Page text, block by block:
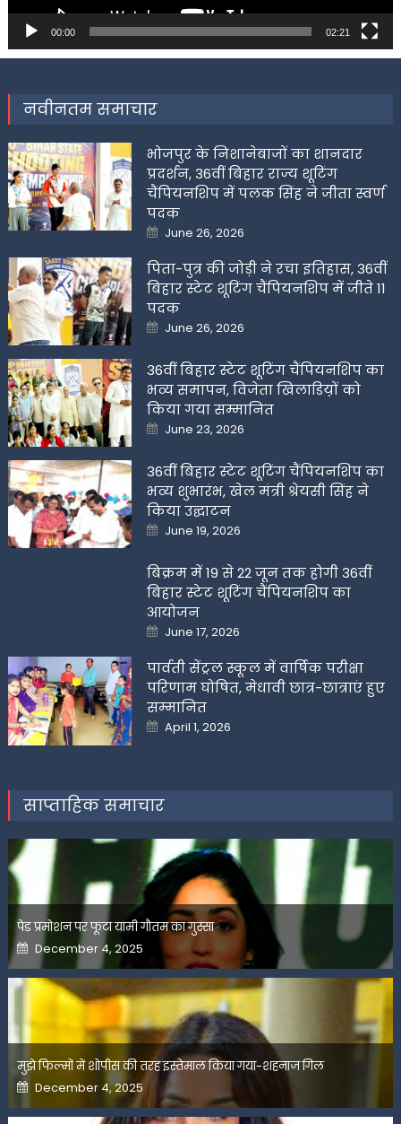
00:00 02:21
नवीनतम समाचार
भोजपुर के निशानेबाजों का शानदार
प्रदर्शन, 36वीं बिहार राज्य शूटिंग
चैंपियनशिप में पलक सिंह ने जीता स्वर्ण
पदक
Posted
on
June 26, 2026
पिता-पुत्र की जोड़ी ने रचा इतिहास, 36वीं
बिहार स्टेट शूटिंग चैंपियनशिप में जीते 11
पदक
Posted
on
June 26, 2026
36वीं बिहार स्टेट शूटिंग चैंपियनशिप का
भव्य समापन, विजेता खिलाडिय़ों को
किया गया सम्मानित
Posted
on
June 23, 2026
36वीं बिहार स्टेट शूटिंग चैंपियनशिप का
भव्य शुभारंभ, खेल मंत्री श्रेयसी सिंह ने
किया उद्घाटन
Posted
on
June 19, 2026
बिक्रम में 19 से 22 जून तक होगी 36वीं
बिहार स्टेट शूटिंग चैंपियनशिप का
आयोजन
Posted
on
June 17, 2026
पार्वती सेंट्रल स्कूल में वार्षिक परीक्षा
परिणाम घोषित, मेधावी छात्र-छात्राएं हुए
सम्मानित
Posted
on
April 1, 2026
साप्ताहिक समाचार
पेड प्रमोशन पर फूटा यामी गौतम का गुस्सा
Posted
on
December 4, 2025
मुझे फिल्मों में शोपीस की तरह इस्तेमाल किया गया-शहनाज गिल
Posted
on
December 4, 2025